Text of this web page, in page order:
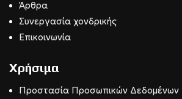
Άρθρα
Συνεργασία χονδρικής
Επικοινωνία
Χρήσιμα
Προστασία Προσωπικών Δεδομένων